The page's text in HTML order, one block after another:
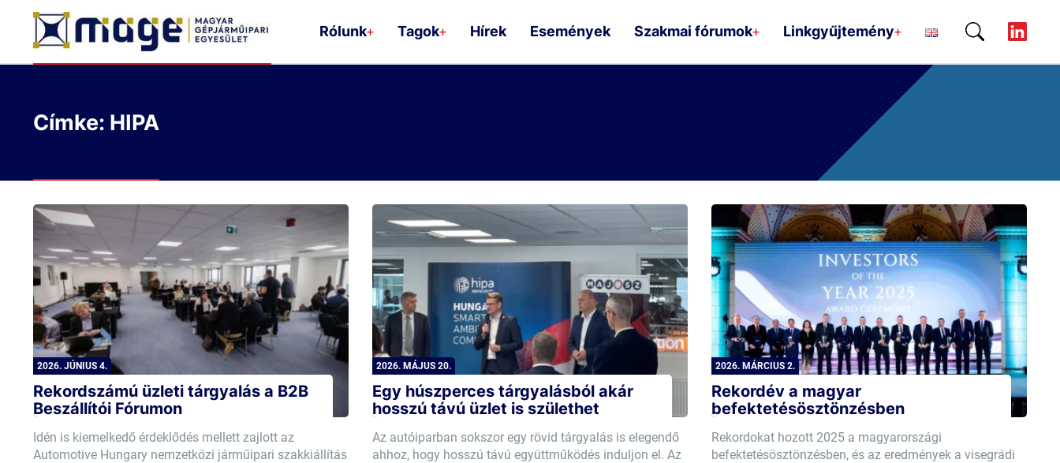
Rólunk+ Tagok+ Hírek Események Szakmai fórumok+ Linkgyűjtemény+
Címke: HIPA
2026. JÚNIUS 4.
Rekordszámú üzleti tárgyalás a B2B
Beszállítói Fórumon
Idén is kiemelkedő érdeklődés mellett zajlott az
Automotive Hungary nemzetközi járműipari szakkiállítás
2026. MÁJUS 20.
Egy húszperces tárgyalásból akár
hosszú távú üzlet is születhet
Az autóiparban sokszor egy rövid tárgyalás is elegendő
ahhoz, hogy hosszú távú együttműködés induljon el. Az
2026. MÁRCIUS 2.
Rekordév a magyar
befektetésösztönzésben
Rekordokat hozott 2025 a magyarországi
befektetésösztönzésben, és az eredmények a visegrádi